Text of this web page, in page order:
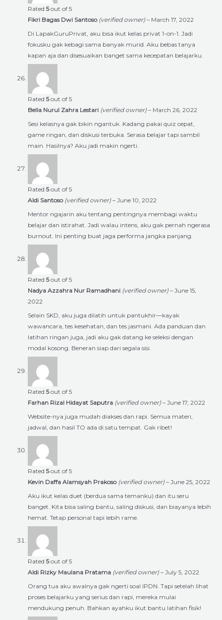
Rated 5out of 5
Fikri Bagas Dwi Santoso (verified owner) – March 17, 2022
Di LapakGuruPrivat, aku bisa ikut kelas privat 1-on-1. Jadi
fokusku gak kebagi sama banyak murid. Aku bebas tanya
kapan aja dan disesuaikan banget sama kecepatan belajarku.
Rated 5out of 5
Bella Nurul Zahra Lestari (verified owner) – March 26, 2022
Sesi kelasnya gak bikin ngantuk. Kadang pakai quiz cepat,
game ringan, dan diskusi terbuka. Serasa belajar tapi sambil
main. Hasilnya? Aku jadi makin ngerti.
Rated 5out of 5
Aldi Santoso (verified owner) – June 10, 2022
Mentor ngajarin aku tentang pentingnya membagi waktu
belajar dan istirahat. Jadi walau intens, aku gak pernah ngerasa
burnout. Ini penting buat jaga performa jangka panjang.
Rated 5out of 5
Nadya Azzahra Nur Ramadhani (verified owner) – June 15,
2022
Selain SKD, aku juga dilatih untuk pantukhir—kayak
wawancara, tes kesehatan, dan tes jasmani. Ada panduan dan
latihan ringan juga, jadi aku gak datang ke seleksi dengan
modal kosong. Beneran siap dari segala sisi.
Rated 5out of 5
Farhan Rizal Hidayat Saputra (verified owner) – June 17, 2022
Website-nya juga mudah diakses dan rapi. Semua materi,
jadwal, dan hasil TO ada di satu tempat. Gak ribet!
Rated 5out of 5
Kevin Daffa Alamsyah Prakoso (verified owner) – June 25, 2022
Aku ikut kelas duet (berdua sama temanku) dan itu seru
banget. Kita bisa saling bantu, saling diskusi, dan biayanya lebih
hemat. Tetap personal tapi lebih rame.
Rated 5out of 5
Aldi Rizky Maulana Pratama (verified owner) – July 5, 2022
Orang tua aku awalnya gak ngerti soal IPDN. Tapi setelah lihat
proses belajarku yang serius dan rapi, mereka mulai
mendukung penuh. Bahkan ayahku ikut bantu latihan fisik!